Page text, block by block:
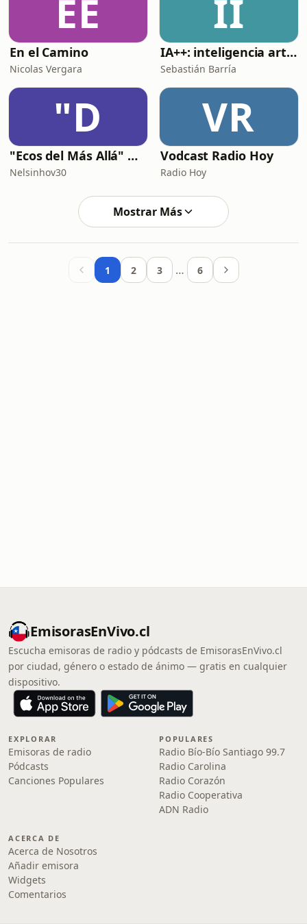
EE
En el Camino
Nicolas Vergara
II
IA++: inteligencia artificial para programadores
Sebastián Barría
"D
"Ecos del Más Allá" Historias Paranormales de Chile, Latinoamérica y el mundo en 3 minutos
Nelsinhov30
VR
Vodcast Radio Hoy
Radio Hoy
Mostrar Más
1 2 3 … 6
EmisorasEnVivo.cl
Escucha emisoras de radio y pódcasts de EmisorasEnVivo.cl
por ciudad, género o estado de ánimo — gratis en cualquier
dispositivo.
EXPLORAR
Emisoras de radio
Pódcasts
Canciones Populares
POPULARES
Radio Bío-Bío Santiago 99.7
Radio Carolina
Radio Corazón
Radio Cooperativa
ADN Radio
ACERCA DE
Acerca de Nosotros
Añadir emisora
Widgets
Comentarios